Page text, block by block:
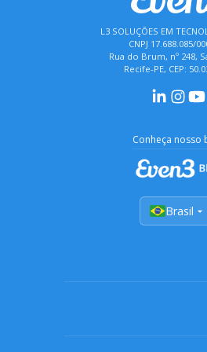
L3 SOLUÇÕES EM
CNPJ 17.688.085/
Rua do Brum, nº 248,
Recife-PE, CEP:
Conheça nosso
Brasil